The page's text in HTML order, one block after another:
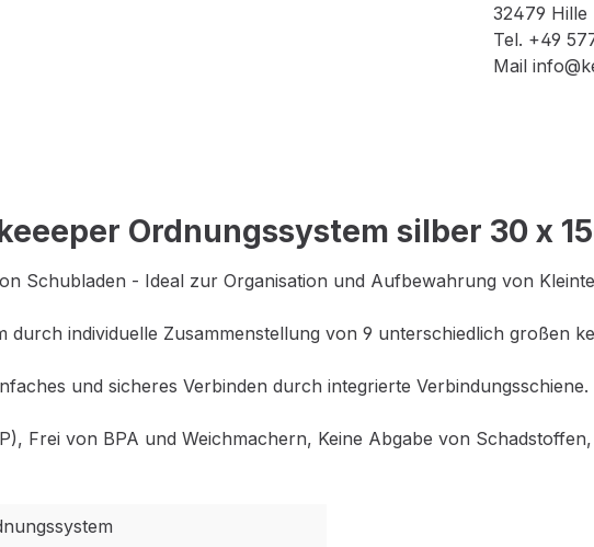
32479 Hille
Tel. +49
Mail
Ordnungssystem silber 30 x
Schubladen - Ideal zur Organisation und Aufbewahrung von
durch individuelle Zusammenstellung von 9 unterschiedlich großen
und sicheres Verbinden durch integrierte Verbindungsschiene.
Frei von BPA und Weichmachern, Keine Abgabe von